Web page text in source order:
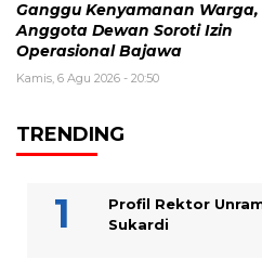
Ganggu Kenyamanan Warga,
Anggota Dewan Soroti Izin
Operasional Bajawa
Kamis, 6 Agu 2026 - 20:50
TRENDING
Profil Rektor
Sukardi